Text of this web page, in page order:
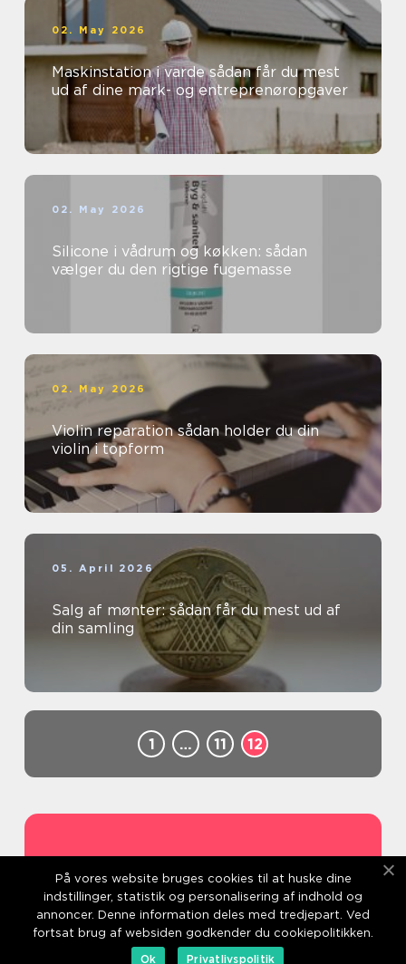
02. May 2026
Maskinstation i varde sådan får du mest
ud af dine mark- og entreprenøropgaver
02. May 2026
Silicone i vådrum og køkken: sådan
vælger du den rigtige fugemasse
02. May 2026
Violin reparation sådan holder du din
violin i topform
05. April 2026
Salg af mønter: sådan får du mest ud af
din samling
1 … 11 12
Address
På vores website bruges cookies til at huske dine
indstillinger, statistik og personalisering af indhold og
annoncer. Denne information deles med tredjepart. Ved
fortsat brug af websiden godkender du cookiepolitikken.
Ok
Privatlivspolitik